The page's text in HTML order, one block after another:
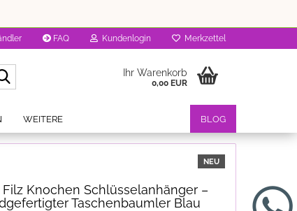
FAQ Kundenlogin Merkzettel
Ihr Warenkorb
0,00 EUR
BLOG
WEITERE
NEU
Filz Knochen Schlüsselanhänger –
Taschenbaumler Blau